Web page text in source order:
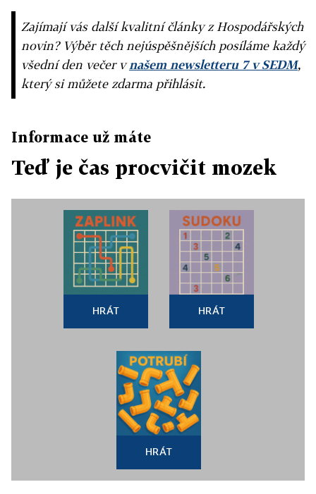
Zajímají vás další kvalitní články z Hospodářských
novin? Výběr těch nejúspěšnějších posíláme každý
všední den večer vnašem newsletteru 7 v SEDM,
který si můžete zdarma přihlásit.
Informace už máte
Teď je čas procvičit mozek
HRÁT HRÁT
HRÁT